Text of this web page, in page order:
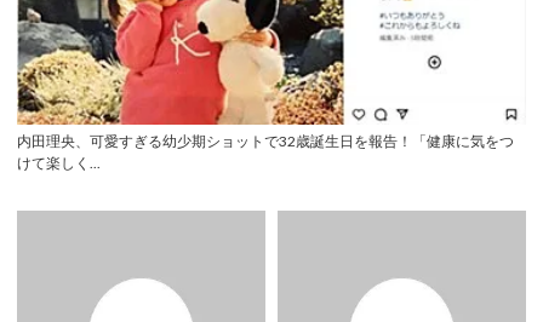
内田理央、可愛すぎる幼少期ショットで32歳誕生日を報告！「健康に気をつ
けて楽しく...